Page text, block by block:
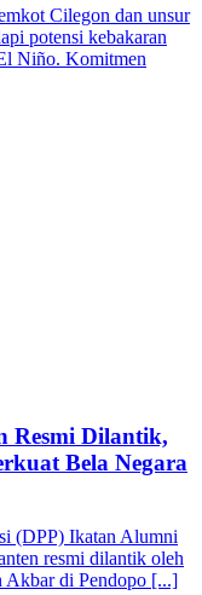
Cilegon dan unsur
potensi kebakaran
Niño. Komitmen
Resmi Dilantik,
Bela Negara
(DPP) Ikatan Alumni
resmi dilantik oleh
di Pendopo [...]